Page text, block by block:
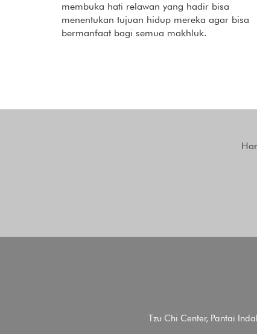
membuka hati relawan yang hadir bisa
menentukan tujuan hidup mereka agar bisa
bermanfaat bagi semua makhluk.
Tzu Chi Center, Pantai